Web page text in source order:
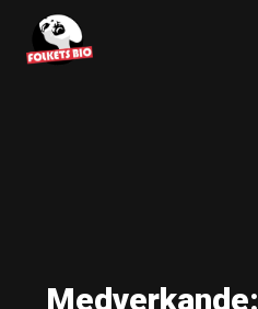
Medverkande: